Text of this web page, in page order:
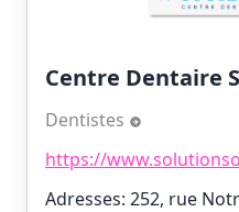
Centre Dentaire
Dentistes
https://
Adresses: 252, rue